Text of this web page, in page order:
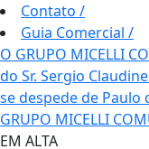
Contato /
Guia Comercial /
O GRUPO MICELLI
do Sr. Sergio
se despede de Paulo
GRUPO MICELLI
EM ALTA